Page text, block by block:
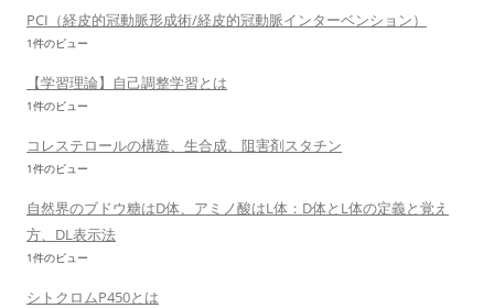
PCI（経皮的冠動脈形成術/経皮的冠動脈インターベンション）
1件のビュー
【学習理論】自己調整学習とは
1件のビュー
コレステロールの構造、生合成、阻害剤スタチン
1件のビュー
自然界のブドウ糖はD体、アミノ酸はL体：D体とL体の定義と覚え
方、DL表示法
1件のビュー
シトクロムP450とは